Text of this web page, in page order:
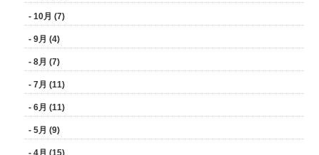
- 10月 (7)
- 9月 (4)
- 8月 (7)
- 7月 (11)
- 6月 (11)
- 5月 (9)
- 4月 (15)